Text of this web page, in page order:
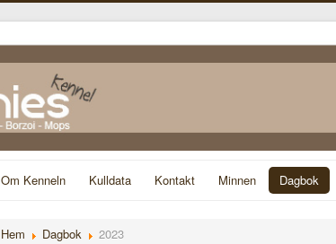
Om Kenneln Kulldata Kontakt Minnen Dagbok
Hem Dagbok 2023